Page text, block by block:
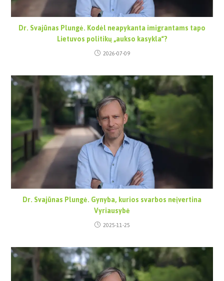
Dr. Svajūnas Plungė. Kodėl neapykanta imigrantams tapo
Lietuvos politikų „aukso kasykla“?
2026-07-09
Dr. Svajūnas Plungė. Gynyba, kurios svarbos neįvertina
Vyriausybė
2025-11-25